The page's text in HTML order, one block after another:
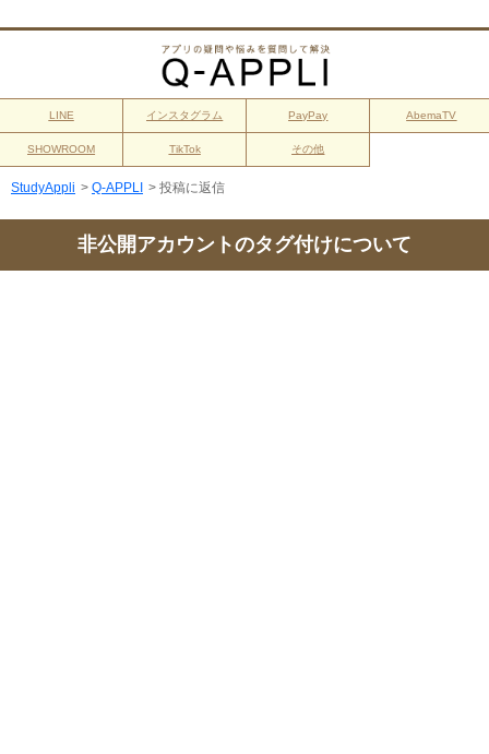
LINE インスタグラム PayPay AbemaTV
SHOWROOM TikTok その他
StudyAppli > Q-APPLI > 投稿に返信
非公開アカウントのタグ付けについて